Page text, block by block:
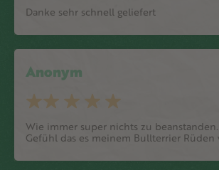
Danke sehr schnell geliefert
Anonym
Wie immer super nichts zu beanstanden.
Gefühl das es meinem Bullterrier